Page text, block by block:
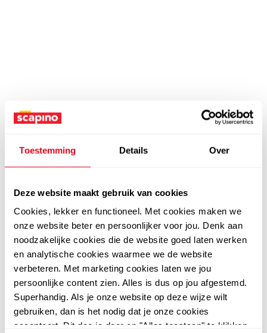
Toestemming Details Over
Deze website maakt gebruik van cookies
Cookies, lekker en functioneel. Met cookies maken we
onze website beter en persoonlijker voor jou. Denk aan
noodzakelijke cookies die de website goed laten werken
en analytische cookies waarmee we de website
verbeteren. Met marketing cookies laten we jou
persoonlijke content zien. Alles is dus op jou afgestemd.
Superhandig. Als je onze website op deze wijze wilt
gebruiken, dan is het nodig dat je onze cookies
accepteert. Dit doe je door op "Alles toestaan" te klikken.